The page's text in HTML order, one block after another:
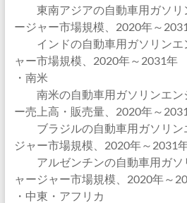
東南アジアの自動車用ガソリ
ージャー市場規模、2020年～
インドの自動車用ガソリンエ
ャー市場規模、2020年～2031年
・南米
南米の自動車用ガソリンエン
ー売上高・販売量、2020年～
ブラジルの自動車用ガソリン
ジャー市場規模、2020年～2031
アルゼンチンの自動車用ガソ
ャージャー市場規模、2020年～
・中東・アフリカ